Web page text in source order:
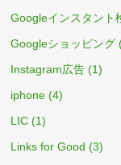
Googleインスタント
Googleショッピング
Instagram広告 (1)
iphone (4)
LIC (1)
Links for Good (3)